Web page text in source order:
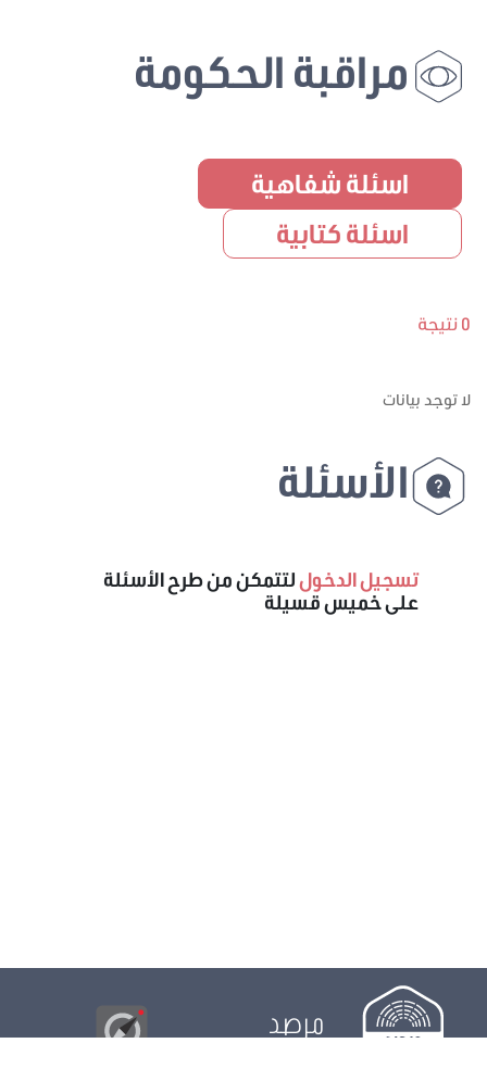
مراقبة الحكومة
اسئلة شفاهية
اسئلة كتابية
0 نتيجة
لا توجد بيانات
الأسئلة
تسجيل الدخوللتتمكن من طرح الأسئلة
على خميس قسيلة
مرصد